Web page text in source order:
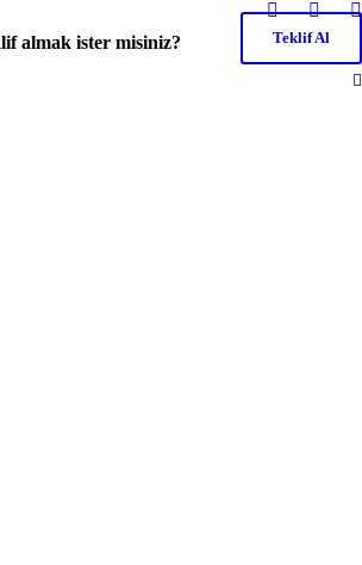
almak ister misiniz?
Teklif Al